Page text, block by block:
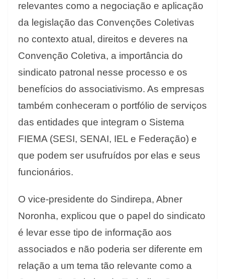
relevantes como a negociação e aplicação
da legislação das Convenções Coletivas
no contexto atual, direitos e deveres na
Convenção Coletiva, a importância do
sindicato patronal nesse processo e os
benefícios do associativismo. As empresas
também conheceram o portfólio de serviços
das entidades que integram o Sistema
FIEMA (SESI, SENAI, IEL e Federação) e
que podem ser usufruídos por elas e seus
funcionários.
O vice-presidente do Sindirepa, Abner
Noronha, explicou que o papel do sindicato
é levar esse tipo de informação aos
associados e não poderia ser diferente em
relação a um tema tão relevante como a